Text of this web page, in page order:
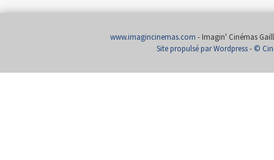
www.imagincinemas.com - Imagin' Cinémas
Site propulsé par Wordpress- ©